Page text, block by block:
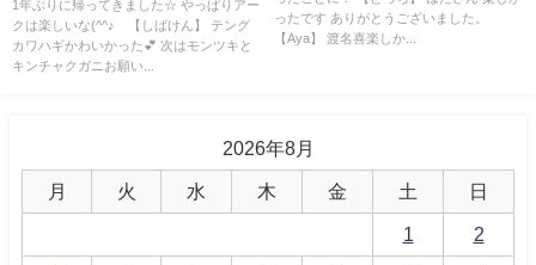
1年ぶりに帰ってきました☆ やっぱりアー
クは楽しいな(^^♪ 【しばけん】 テング
カワハギかわいかった💕 次はモンツキと
キンチャクガニお願い...
ったです ありがとうございました。
【Aya】 渡名喜楽しか...
2026年8月
月 火 水 木 金 土 日
1 2